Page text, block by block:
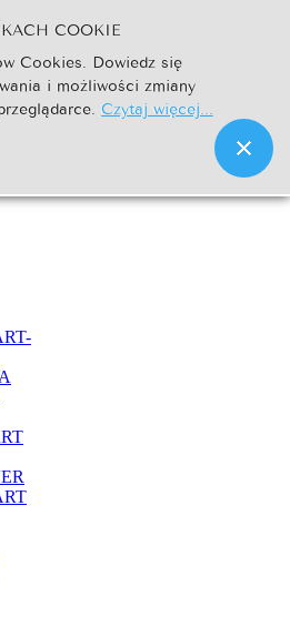
Go
COOKIE
Cookies. Dowiedz się
i możliwości zmiany
Czytaj więcej...